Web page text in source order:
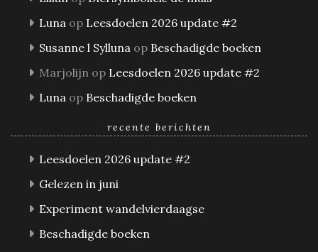
Luna op Leesdoelen 2026 update #2
Susanne l Sylluna op Beschadigde boeken
Marjolijn op Leesdoelen 2026 update #2
Luna op Beschadigde boeken
recente berichten
Leesdoelen 2026 update #2
Gelezen in juni
Experiment wandelvierdaagse
Beschadigde boeken